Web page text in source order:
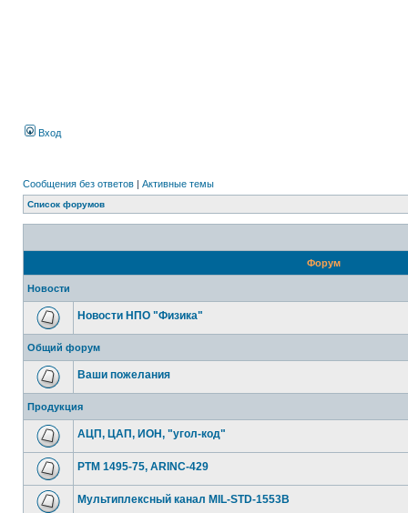
Вход
Сообщения без ответов | Активные темы
Список форумов
Форум
Новости
Новости НПО "Физика"
Общий форум
Ваши пожелания
Продукция
АЦП, ЦАП, ИОН, "угол-код"
РТМ 1495-75, ARINC-429
Мультиплексный канал MIL-STD-1553B